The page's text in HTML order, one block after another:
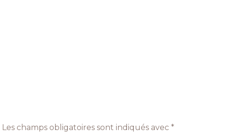
Les champs obligatoires sont indiqués avec *